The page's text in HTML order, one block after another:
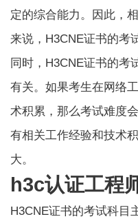
定的综合能力。因此，
来说，H3CNE证书的考
同时，H3CNE证书的考
有关。如果考生在网络
术积累，那么考试难度
有相关工作经验和技术
大。
h3c认证工程
H3CNE证书的考试科目